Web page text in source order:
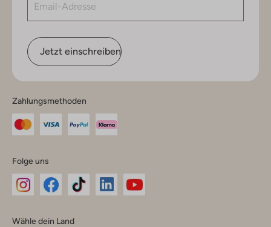
Jetzt einschreiben
Zahlungsmethoden
Folge uns
Wähle dein Land